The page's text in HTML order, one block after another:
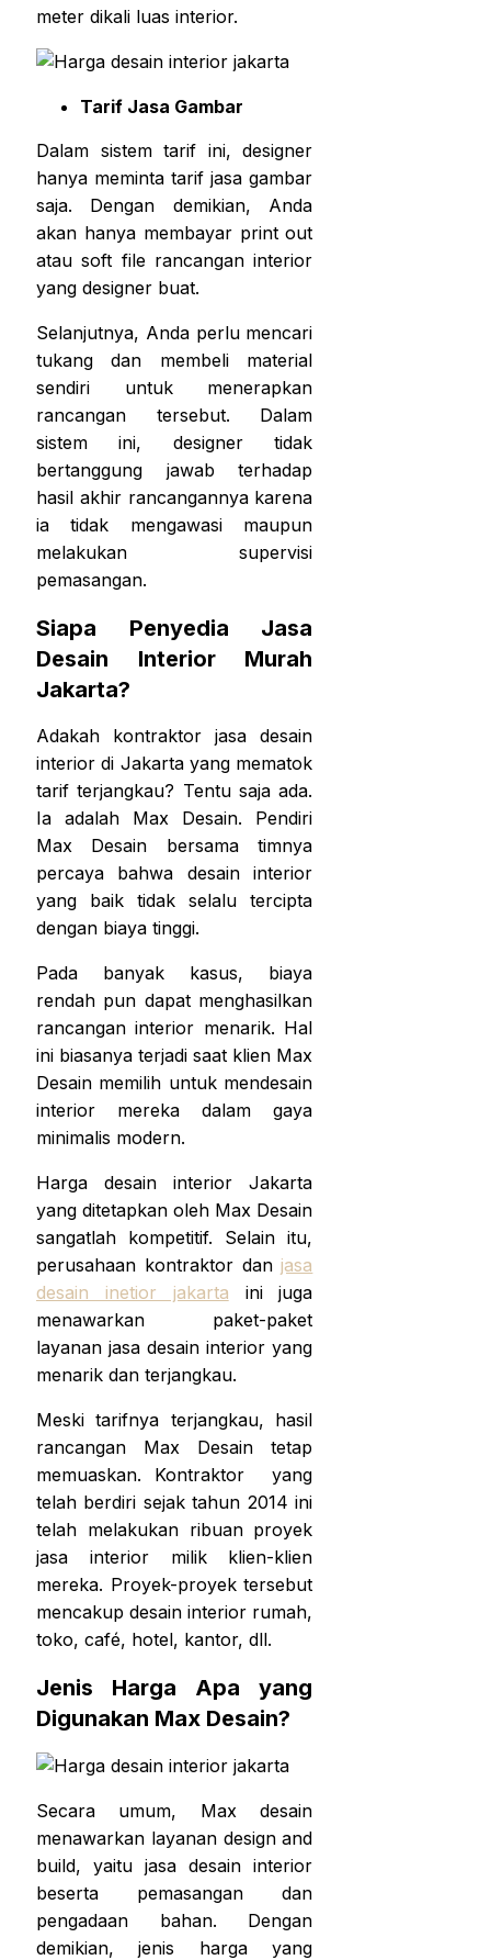
meter dikali luas interior.
Tarif Jasa Gambar
Dalam sistem tarif ini, designer
hanya meminta tarif jasa gambar
saja. Dengan demikian, Anda
akan hanya membayar print out
atau soft file rancangan interior
yang designer buat.
Selanjutnya, Anda perlu mencari
tukang dan membeli material
sendiri untuk menerapkan
rancangan tersebut. Dalam
sistem ini, designer tidak
bertanggung jawab terhadap
hasil akhir rancangannya karena
ia tidak mengawasi maupun
melakukan supervisi
pemasangan.
Siapa Penyedia Jasa
Desain Interior Murah
Jakarta?
Adakah kontraktor jasa desain
interior di Jakarta yang mematok
tarif terjangkau? Tentu saja ada.
Ia adalah Max Desain. Pendiri
Max Desain bersama timnya
percaya bahwa desain interior
yang baik tidak selalu tercipta
dengan biaya tinggi.
Pada banyak kasus, biaya
rendah pun dapat menghasilkan
rancangan interior menarik. Hal
ini biasanya terjadi saat klien Max
Desain memilih untuk mendesain
interior mereka dalam gaya
minimalis modern.
Harga desain interior Jakarta
yang ditetapkan oleh Max Desain
sangatlah kompetitif. Selain itu,
perusahaan kontraktor danjasa
desain inetior jakarta ini juga
menawarkan paket-paket
layanan jasa desain interior yang
menarik dan terjangkau.
Meski tarifnya terjangkau, hasil
rancangan Max Desain tetap
memuaskan. Kontraktor yang
telah berdiri sejak tahun 2014 ini
telah melakukan ribuan proyek
jasa interior milik klien-klien
mereka. Proyek-proyek tersebut
mencakup desain interior rumah,
toko, café, hotel, kantor, dll.
Jenis Harga Apa yang
Digunakan Max Desain?
Secara umum, Max desain
menawarkan layanan design and
build, yaitu jasa desain interior
beserta pemasangan dan
pengadaan bahan. Dengan
demikian, jenis harga yang